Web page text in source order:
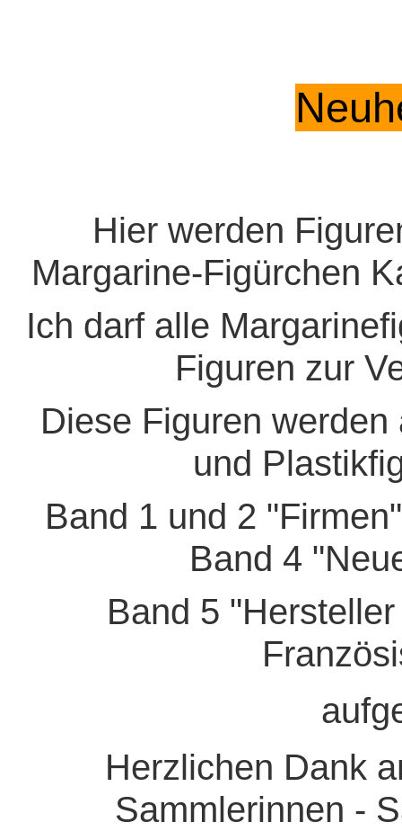
Hier werden
Margarine-Figürchen
Ich darf alle
Figuren zur
Diese Figuren
und
Band 1 und 2
Band 4
Band 5
Herzlichen Dank
Sammlerinnen -